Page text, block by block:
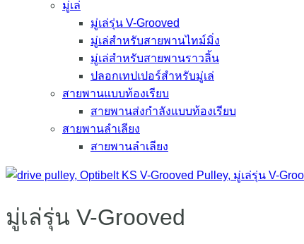
มู่เล่
มู่เล่รุ่น V-Grooved
มู่เล่สำหรับสายพานไทม์มิ่ง
มู่เล่สำหรับสายพานราวลิ้น
ปลอกเทปเปอร์สำหรับมู่เล่
สายพานแบบท้องเรียบ
สายพานส่งกำลังแบบท้องเรียบ
สายพานลำเลียง
สายพานลำเลียง
มู่เล่รุ่น V-Grooved